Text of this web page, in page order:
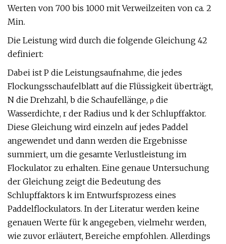
Werten von 700 bis 1000 mit Verweilzeiten von ca. 2
Min.
Die Leistung wird durch die folgende Gleichung 42
definiert:
Dabei ist P die Leistungsaufnahme, die jedes
Flockungsschaufelblatt auf die Flüssigkeit überträgt,
N die Drehzahl, b die Schaufellänge, ρ die
Wasserdichte, r der Radius und k der Schlupffaktor.
Diese Gleichung wird einzeln auf jedes Paddel
angewendet und dann werden die Ergebnisse
summiert, um die gesamte Verlustleistung im
Flockulator zu erhalten. Eine genaue Untersuchung
der Gleichung zeigt die Bedeutung des
Schlupffaktors k im Entwurfsprozess eines
Paddelflockulators. In der Literatur werden keine
genauen Werte für k angegeben, vielmehr werden,
wie zuvor erläutert, Bereiche empfohlen. Allerdings